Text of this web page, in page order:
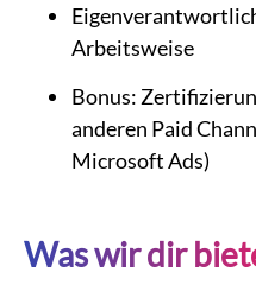
Arbeitsweise
Bonus:
anderen Paid
Microsoft Ads)
Was wir dir